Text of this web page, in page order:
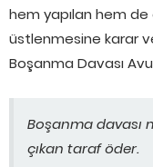
hem yapılan hem
üstlenmesine karar
Boşanma Davası
Boşanma davası
çıkan taraf öder.